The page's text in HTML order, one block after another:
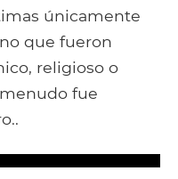
únicamente
que fueron
religioso o
fue